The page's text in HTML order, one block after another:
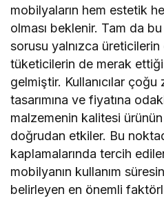
mobilyaların hem estetik
olması beklenir. Tam da
sorusu yalnızca
tüketicilerin de merak
gelmiştir. Kullanıcılar çoğu
tasarımına ve fiyatına
malzemenin kalitesi ürünün
doğrudan etkiler. Bu
kaplamalarında tercih
mobilyanın kullanım
belirleyen en önemli